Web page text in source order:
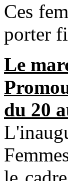
Ces
porter
Le
du 20